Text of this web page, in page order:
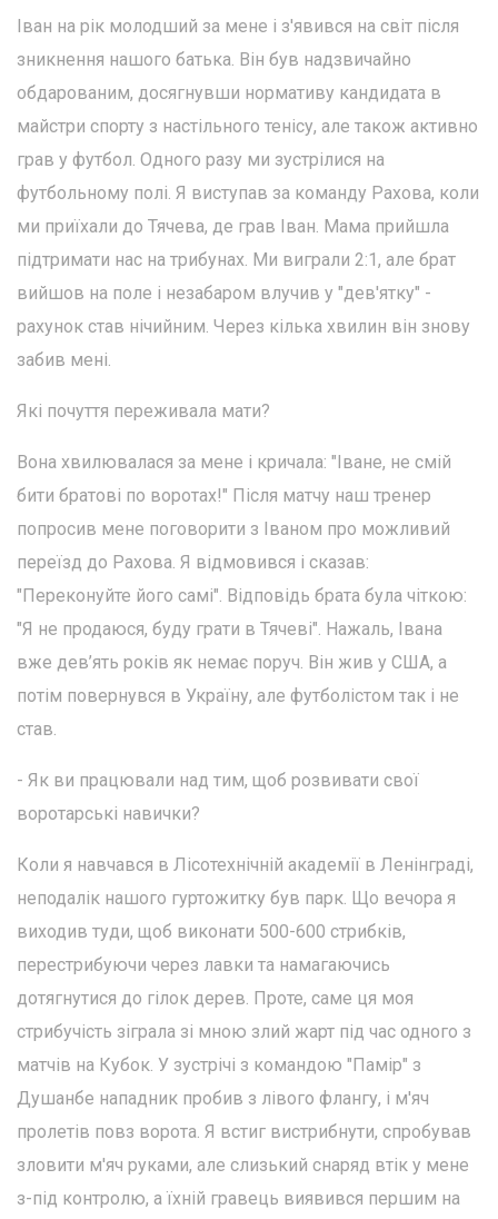
Іван на рік молодший за мене і з'явився на світ після
зникнення нашого батька. Він був надзвичайно
обдарованим, досягнувши нормативу кандидата в
майстри спорту з настільного тенісу, але також активно
грав у футбол. Одного разу ми зустрілися на
футбольному полі. Я виступав за команду Рахова, коли
ми приїхали до Тячева, де грав Іван. Мама прийшла
підтримати нас на трибунах. Ми виграли 2:1, але брат
вийшов на поле і незабаром влучив у "дев'ятку" -
рахунок став нічийним. Через кілька хвилин він знову
забив мені.
Які почуття переживала мати?
Вона хвилювалася за мене і кричала: "Іване, не смій
бити братові по воротах!" Після матчу наш тренер
попросив мене поговорити з Іваном про можливий
переїзд до Рахова. Я відмовився і сказав:
"Переконуйте його самі". Відповідь брата була чіткою:
"Я не продаюся, буду грати в Тячеві". Нажаль, Івана
вже дев’ять років як немає поруч. Він жив у США, а
потім повернувся в Україну, але футболістом так і не
став.
- Як ви працювали над тим, щоб розвивати свої
воротарські навички?
Коли я навчався в Лісотехнічній академії в Ленінграді,
неподалік нашого гуртожитку був парк. Що вечора я
виходив туди, щоб виконати 500-600 стрибків,
перестрибуючи через лавки та намагаючись
дотягнутися до гілок дерев. Проте, саме ця моя
стрибучість зіграла зі мною злий жарт під час одного з
матчів на Кубок. У зустрічі з командою "Памір" з
Душанбе нападник пробив з лівого флангу, і м'яч
пролетів повз ворота. Я встиг вистрибнути, спробував
зловити м'яч руками, але слизький снаряд втік у мене
з-під контролю, а їхній гравець виявився першим на